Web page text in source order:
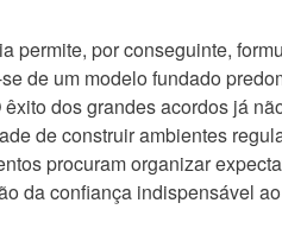
permite, por conseguinte,
de um modelo fundado
dos grandes acordos já
de construir ambientes
procuram organizar
da confiança indispensável